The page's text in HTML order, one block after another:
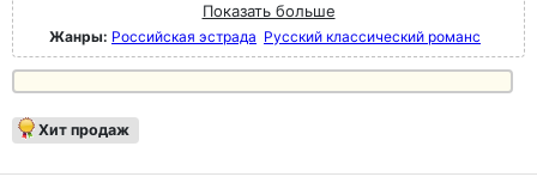
Показать больше
Жанры: Российская эстрада Русский классический романс
Хит продаж